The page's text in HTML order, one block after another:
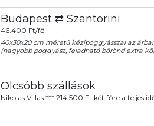
Budapest ⇄ Szantorini
46.400 Ft/fő
40x30x20 cm méretű kézipoggyásszal az
(nagyobb poggyász, feladható bőrönd extra
Olcsóbb szállások
Nikolas Villas *** 214.500 Ft két főre a teljes